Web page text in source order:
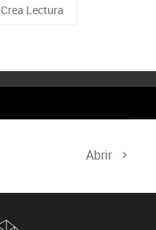
Crea Lectura
Abrir